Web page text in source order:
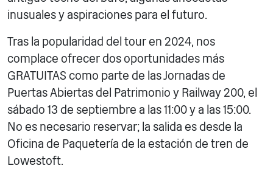
inusuales y aspiraciones para el futuro.
Tras la popularidad del tour en 2024, nos
complace ofrecer dos oportunidades más
GRATUITAS como parte de las Jornadas de
Puertas Abiertas del Patrimonio y Railway 200, el
sábado 13 de septiembre a las 11:00 y a las 15:00.
No es necesario reservar; la salida es desde la
Oficina de Paquetería de la estación de tren de
Lowestoft.